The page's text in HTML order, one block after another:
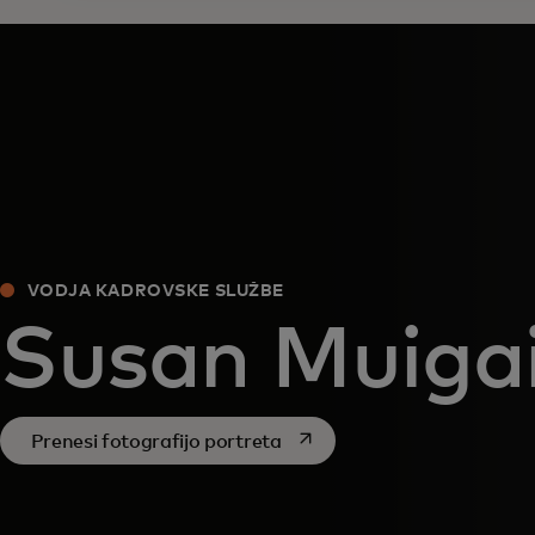
VODJA KADROVSKE SLUŽBE
Susan
Prenesi fotografijo portretaopens in a new tab